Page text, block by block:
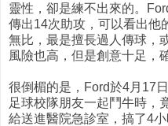
靈性，卻是練不出來的。
傳出14次助攻，可以看出他
無比，最是擅長過人傳球，
風險也高，但是創意十足，
很倒楣的是，Ford於4月17
足球校隊朋友一起鬥牛時，
給送進醫院急診室，搞了4